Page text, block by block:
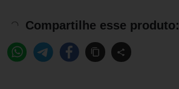
Compartilhe esse produto: